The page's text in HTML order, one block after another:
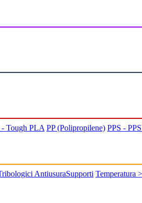
Tough PLA PP (Polipropilene) PPS -
AntiusuraSupporti Temperatura